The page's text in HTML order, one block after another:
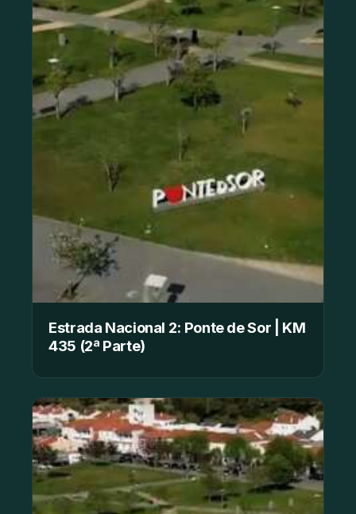
Estrada Nacional 2: Ponte de Sor | KM
435 (2ª Parte)